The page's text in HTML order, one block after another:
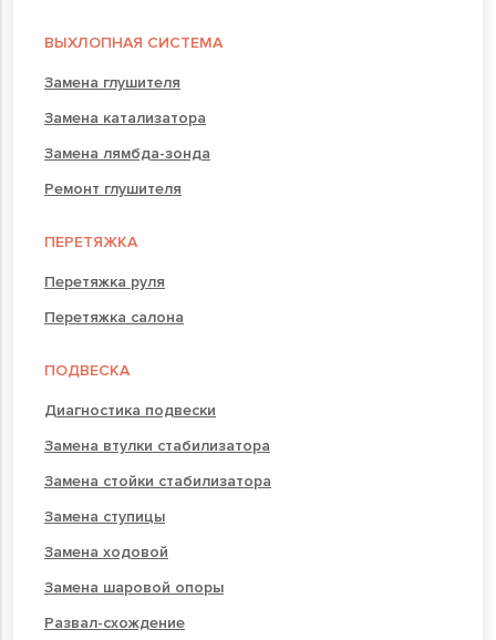
ВЫХЛОПНАЯ СИСТЕМА
Замена глушителя
Замена катализатора
Замена лямбда-зонда
Ремонт глушителя
ПЕРЕТЯЖКА
Перетяжка руля
Перетяжка салона
ПОДВЕСКА
Диагностика подвески
Замена втулки стабилизатора
Замена стойки стабилизатора
Замена ступицы
Замена ходовой
Замена шаровой опоры
Развал-схождение